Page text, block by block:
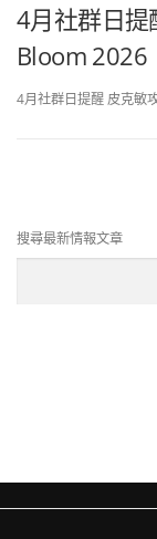
4月社群日
Bloom 2026
4月社群日提醒 皮克敏
搜尋最新情報文章